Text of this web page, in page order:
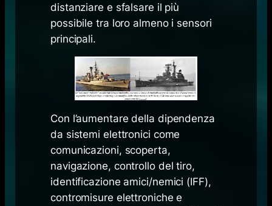
distanziare e sfalsare il più
possibile tra loro almeno i sensori
principali.
Con l’aumentare della dipendenza
da sistemi elettronici come
comunicazioni, scoperta,
navigazione, controllo del tiro,
identificazione amici/nemici (IFF),
contromisure elettroniche e